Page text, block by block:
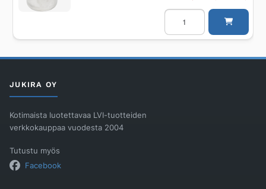
Kulmayhde
BLÜCHER
ø160-
JUKIRA OY
Kotimaista luotettavaa LVI-tuotteiden
verkkokauppaa vuodesta 2004
Tutustu myös
Facebook